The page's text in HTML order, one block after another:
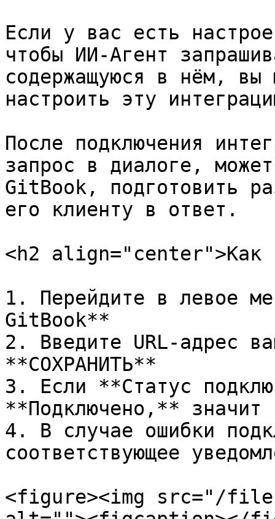
Если у вас есть
чтобы ИИ-Агент
содержащуюся в нём, вы
настроить эту
После подключения
запрос в диалоге,
GitBook, подготовить
его клиенту в ответ.
<h2 align="center">Как
1. Перейдите в левое
GitBook**
2. Введите URL-адрес
**СОХРАНИТЬ**
3. Если **Статус
**Подключено,** значит
4. В случае ошибки
соответствующее
<figure><img src="/files/